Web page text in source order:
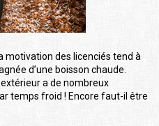
motivation des licenciés tend à
d’une boisson chaude.
a de nombreux
temps froid ! Encore faut-il être